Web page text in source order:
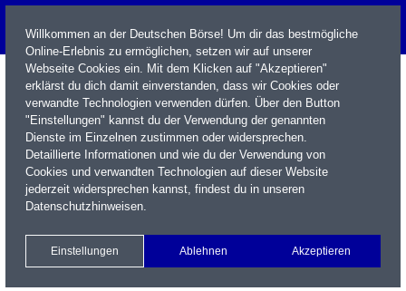
Name / WKN / ISIN / Kürzel
Xetra Realtime
Watchlist Portfolio Login
Willkommen an der Deutschen Börse! Um dir das bestmögliche
Online-Erlebnis zu ermöglichen, setzen wir auf unserer
Webseite Cookies ein. Mit dem Klicken auf "Akzeptieren"
erklärst du dich damit einverstanden, dass wir Cookies oder
verwandte Technologien verwenden dürfen. Über den Button
"Einstellungen" kannst du der Verwendung der genannten
Dienste im Einzelnen zustimmen oder widersprechen.
Detaillierte Informationen und wie du der Verwendung von
Cookies und verwandten Technologien auf dieser Website
jederzeit widersprechen kannst, findest du in unseren
Datenschutzhinweisen.
Einstellungen Ablehnen Akzeptieren